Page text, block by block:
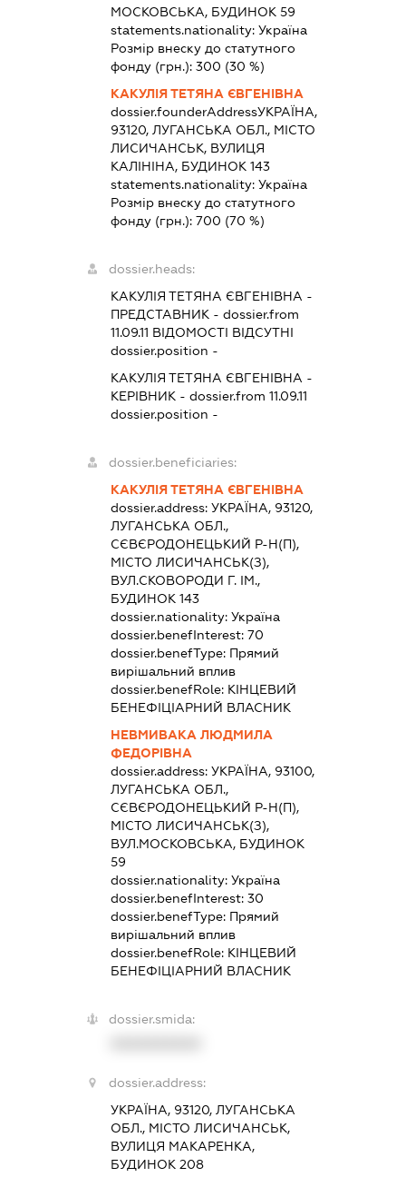
МОСКОВСЬКА, БУДИНОК 59
statements.nationality: Україна
Розмір внеску до статутного
фонду (грн.): 300 (30 %)
КАКУЛІЯ ТЕТЯНА ЄВГЕНІВНА
dossier.founderAddressУКРАЇНА,
93120, ЛУГАНСЬКА ОБЛ., МІСТО
ЛИСИЧАНСЬК, ВУЛИЦЯ
КАЛІНІНА, БУДИНОК 143
statements.nationality: Україна
Розмір внеску до статутного
фонду (грн.): 700 (70 %)
dossier.heads:
КАКУЛІЯ ТЕТЯНА ЄВГЕНІВНА -
ПРЕДСТАВНИК - dossier.from
11.09.11 ВІДОМОСТІ ВІДСУТНІ
dossier.position -
КАКУЛІЯ ТЕТЯНА ЄВГЕНІВНА -
КЕРІВНИК - dossier.from 11.09.11
dossier.position -
dossier.beneficiaries:
КАКУЛІЯ ТЕТЯНА ЄВГЕНІВНА
dossier.address: УКРАЇНА, 93120,
ЛУГАНСЬКА ОБЛ.,
СЄВЄРОДОНЕЦЬКИЙ Р-Н(П),
МІСТО ЛИСИЧАНСЬК(З),
ВУЛ.СКОВОРОДИ Г. ІМ.,
БУДИНОК 143
dossier.nationality: Україна
dossier.benefInterest: 70
dossier.benefType: Прямий
вирішальний вплив
dossier.benefRole: КІНЦЕВИЙ
БЕНЕФІЦІАРНИЙ ВЛАСНИК
НЕВМИВАКА ЛЮДМИЛА
ФЕДОРІВНА
dossier.address: УКРАЇНА, 93100,
ЛУГАНСЬКА ОБЛ.,
СЄВЄРОДОНЕЦЬКИЙ Р-Н(П),
МІСТО ЛИСИЧАНСЬК(З),
ВУЛ.МОСКОВСЬКА, БУДИНОК
59
dossier.nationality: Україна
dossier.benefInterest: 30
dossier.benefType: Прямий
вирішальний вплив
dossier.benefRole: КІНЦЕВИЙ
БЕНЕФІЦІАРНИЙ ВЛАСНИК
dossier.smida:
dossier.address:
УКРАЇНА, 93120, ЛУГАНСЬКА
ОБЛ., МІСТО ЛИСИЧАНСЬК,
ВУЛИЦЯ МАКАРЕНКА,
БУДИНОК 208